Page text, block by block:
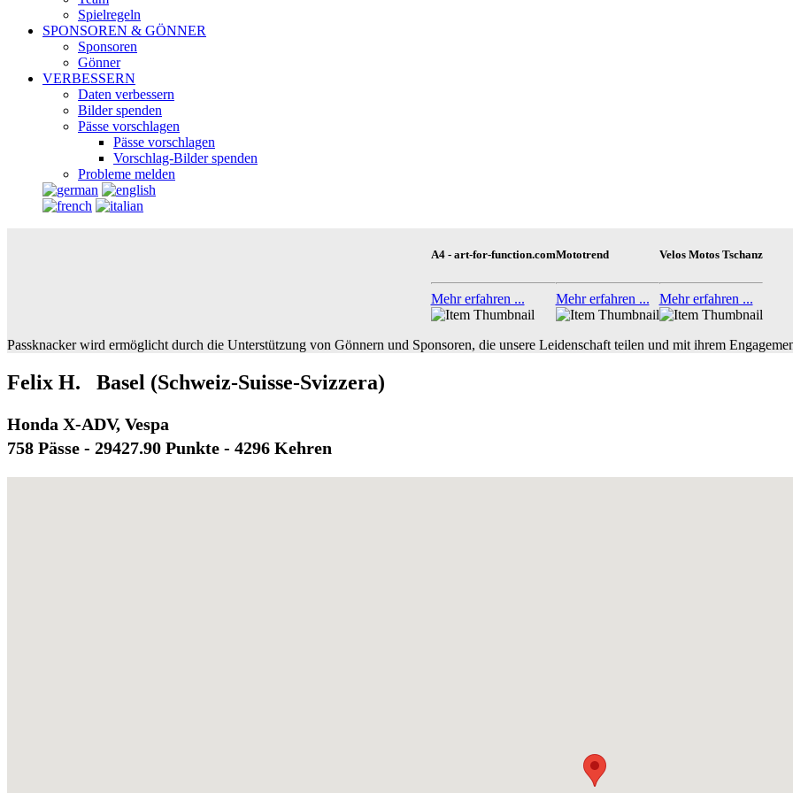
Spielregeln
SPONSOREN & GÖNNER
Sponsoren
Gönner
VERBESSERN
Daten verbessern
Bilder spenden
Pässe vorschlagen
Pässe vorschlagen
Vorschlag-Bilder spenden
Probleme melden
A4 - art-for-function.com
Mehr erfahren ...
Mototrend
Mehr erfahren ...
Velos Motos Tschanz
Mehr erfahren ...
Passknacker wird ermöglicht durch die Unterstützung von Gönnern und Sponsoren, die unsere Leidenschaft teilen und mit ihrem
Felix H. Basel (Schweiz-Suisse-Svizzera)
Honda X-ADV, Vespa
758 Pässe - 29427.90 Punkte - 4296 Kehren